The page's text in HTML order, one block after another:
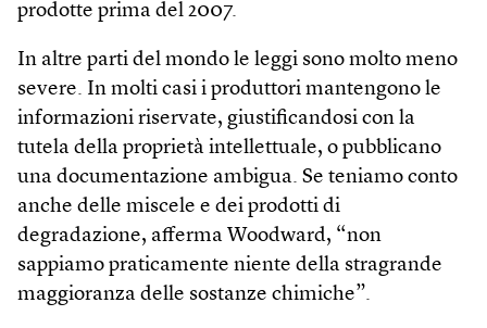
prodotte prima del 2007.
In altre parti del mondo le leggi sono molto meno
severe. In molti casi i produttori mantengono le
informazioni riservate, giustificandosi con la
tutela della proprietà intellettuale, o pubblicano
una documentazione ambigua. Se teniamo conto
anche delle miscele e dei prodotti di
degradazione, afferma Woodward, “non
sappiamo praticamente niente della stragrande
maggioranza delle sostanze chimiche”.